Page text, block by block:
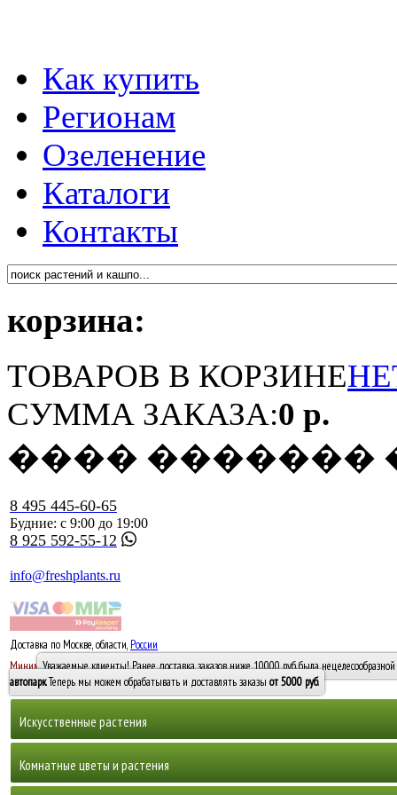
Как купить
Регионам
Озеленение
Каталоги
Контакты
корзина:
ТОВАРОВ В КОРЗИНЕ
СУММА ЗАКАЗА:0 р.
���� �������
8 495 445-60-65
Будние: с 9:00 до 19:00
8 925 592-55-12
info@freshplants.ru
Доставка по Москве, области, России
Минимальный заказ -10 0005000 руб.
Уважаемые клиенты! Ранее доставка заказов ниже 10000 руб. была
автопарк. Теперь мы можем обрабатывать и доставлять заказы от 5000 руб.
Искусственные растения
Горшечные растения, кусты и мох
Комнатные цветы и растения